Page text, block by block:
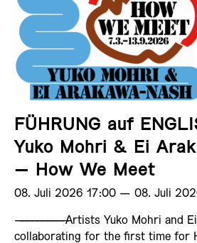
FÜHRUNG auf
Yuko Mohri & Ei
– How We Meet
08. Juli 2026 17:00 ­— 08. Juli
——————————Artists Yuko Mohri and
collaborating for the first time for